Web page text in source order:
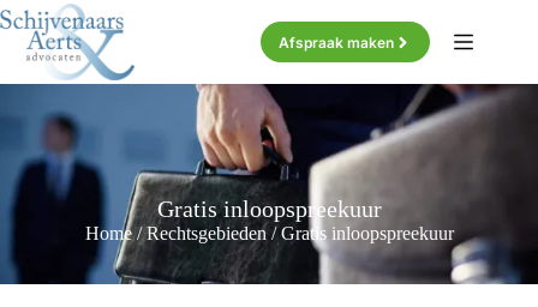
Ga
naar
Afspraak maken
Gratis inloopspreekuur
Home/Rechtsgebieden /Gratis inloopspreekuur